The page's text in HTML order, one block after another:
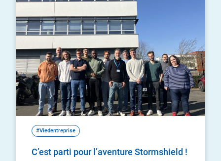
#Viedentreprise
C’est parti pour l’aventure Stormshield !